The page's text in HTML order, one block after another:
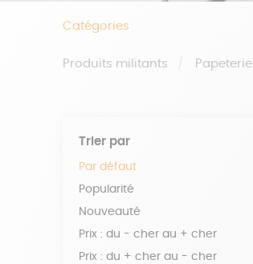
Catégories
Produits militants Papeterie
Trier par
Par défaut
Popularité
Nouveauté
Prix : du - cher au + cher
Prix : du + cher au - cher